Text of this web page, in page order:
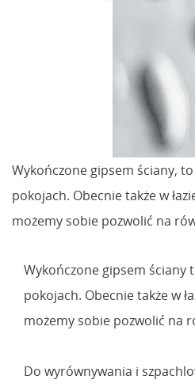
Wykończone gipsem ściany,
pokojach. Obecnie także w
możemy sobie pozwolić na
Wykończone gipsem ściany
pokojach. Obecnie także w
możemy sobie pozwolić na
Do wyrównywania i